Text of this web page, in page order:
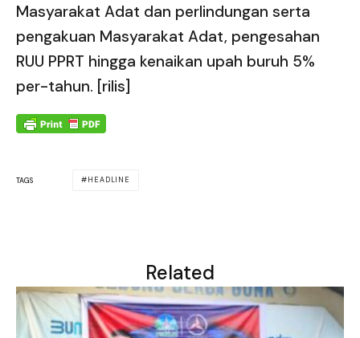
Masyarakat Adat dan perlindungan serta
pengakuan Masyarakat Adat, pengesahan
RUU PPRT hingga kenaikan upah buruh 5%
per-tahun. [rilis]
TAGS HEADLINE
Related